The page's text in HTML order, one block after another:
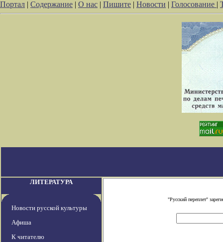
Портал | Содержание | О нас | Пишите | Новости | Голосование |
ЛИТЕРАТУРА
Новости русской культуры
Афиша
К читателю
"Русский переплет"